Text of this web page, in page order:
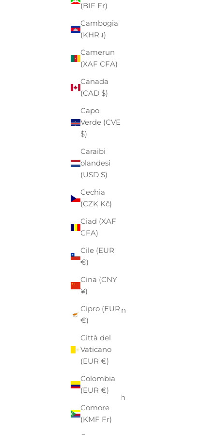
(BIF Fr)
Cambogia
(KHR ៛)
Camerun
(XAF CFA)
Canada
(CAD $)
Capo
Verde (CVE
$)
Caraibi
olandesi
(USD $)
Cechia
(CZK Kč)
Ciad (XAF
CFA)
Cile (EUR
€)
Cina (CNY
¥)
Cipro (EUR
€)
Città del
Vaticano
(EUR €)
Colombia
(EUR €)
Comore
(KMF Fr)
(EUR €)
Angola
(EUR €)
Anguilla
(XCD $)
Antigua e
Barbuda
Arabia
Saudita
Argentina
(EUR €)
Armenia
(AMD դր.)
Aruba
Australia
Austria
Azerbaigian
Bahamas
(BSD $)
Bahrein
(EUR €)
Bangladesh
(BDT ৳)
Barbados